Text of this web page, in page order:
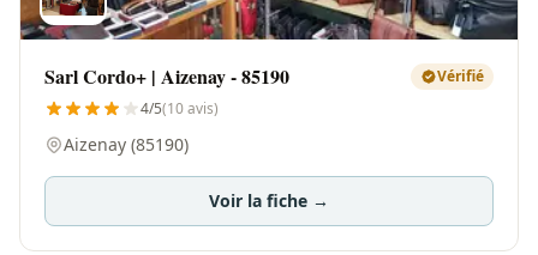
Sarl Cordo+ | Aizenay - 85190
Vérifié
4/5(10 avis)
Aizenay (85190)
Voir la fiche →